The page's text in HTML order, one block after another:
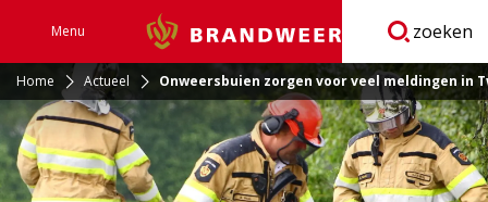
Menu Brandweer zoeken
Home Actueel Onweersbuien zorgen voor veel meldingen in